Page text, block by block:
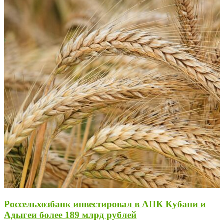
Россельхозбанк инвестировал в АПК Кубани и
Адыгеи более 189 млрд рублей